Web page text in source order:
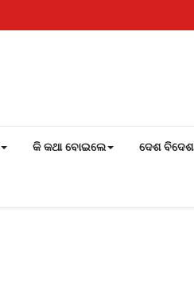
କି କଥା ବୋଇଲେ ଦେଶ ବିଦେଶ